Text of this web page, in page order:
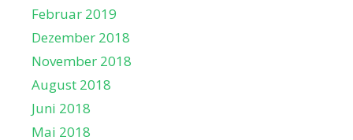
Februar 2019
Dezember 2018
November 2018
August 2018
Juni 2018
Mai 2018